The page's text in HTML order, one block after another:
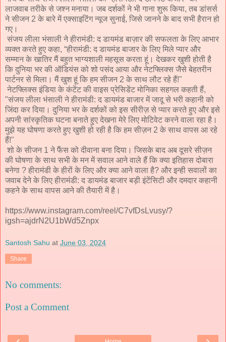
लाजवाब तरीके से जश्न मनाया। जब दर्शकों ने भी गाना शुरू किया, तब डांसर्स
ने सीजन 2 के बारे में एक्साइटिंग न्यूज सुनाई, जिसे जानने के बाद सभी हैरान हो
गए।
संजय लीला भंसाली ने हीरामंडी: द डायमंड बाज़ार की सफलता के लिए आभार
व्यक्त करते हुए कहा, “हीरामंडी: द डायमंड बाजार के लिए मिले प्यार और
सम्मान के खातिर मैं बहुत भाग्यशाली महसूस करता हूं। देखकर खुशी होती है
कि दुनिया भर की ऑडियंस को शो पसंद आया और नेटफ्लिक्स जैसे बेहतरीन
पार्टनर से मिला। मैं खुश हूं कि हम सीजन 2 के साथ लौट रहे हैं!"
नेटफ्लिक्स इंडिया के कंटेंट की वाइस प्रेसिडेंट मोनिका सहगल कहती हैं,
"संजय लीला भंसाली ने हीरामंडी: द डायमंड बाजार में जादू से भरी कहानी को
जिंदा कर दिया। दुनिया भर के दर्शकों को इस सीरीज़ से प्यार करते हुए और इसे
अपनी सांस्कृतिक घटना बनाते हुए देखना मेरे लिए मोटिवेट करने वाला रहा है।
मुझे यह घोषणा करते हुए खुशी हो रही है कि हम सीज़न 2 के साथ वापस आ रहे
हैं!"
शो के सीजन 1 ने फैंस को दीवाना बना दिया। जिसके बाद अब दूसरे सीज़न
की घोषणा के साथ सभी के मन में सवाल आने वाले हैं कि क्या इतिहास दोबारा
बनेगा ? हीरामंडी के हीरों के लिए और क्या आने वाला है? और इन्ही सवालों का
जवाब देने के लिए हीरामंडी: द डायमंड बाजार बड़ी इंटेंसिटी और दमदार कहानी
कहने के साथ वापस आने की तैयारी में है।
https://www.instagram.com/reel/C7vfDsLvusy/?
igsh=ajdrN2U1bWd5Znpx
Santosh Sahu at June 03, 2024
Share
No comments:
Post a Comment